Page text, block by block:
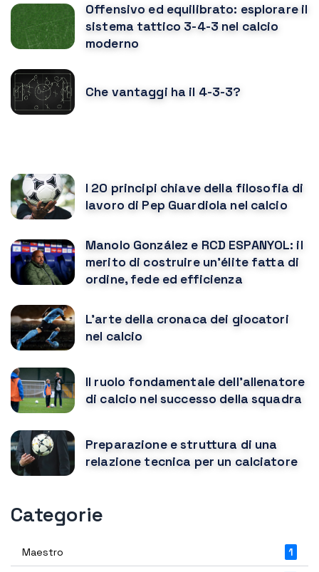
Offensivo ed equilibrato: esplorare il
sistema tattico 3-4-3 nel calcio
moderno
Che vantaggi ha il 4-3-3?
I 20 principi chiave della filosofia di
lavoro di Pep Guardiola nel calcio
Manolo González e RCD ESPANYOL: il
merito di costruire un'élite fatta di
ordine, fede ed efficienza
L'arte della cronaca dei giocatori
nel calcio
Il ruolo fondamentale dell'allenatore
di calcio nel successo della squadra
Preparazione e struttura di una
relazione tecnica per un calciatore
Categorie
Maestro 1